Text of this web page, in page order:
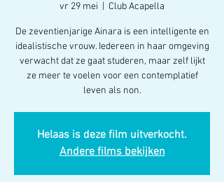
vr 29 mei Club Acapella
De zeventienjarige Ainara is een intelligente en
idealistische vrouw. Iedereen in haar omgeving
verwacht dat ze gaat studeren, maar zelf lijkt
ze meer te voelen voor een contemplatief
leven als non.
Helaas is deze film uitverkocht.
Andere films bekijken